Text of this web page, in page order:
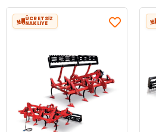
ÜCRETSİZ
NAKLİYE